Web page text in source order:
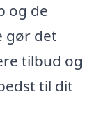
og de
gør det
tilbud og
til dit